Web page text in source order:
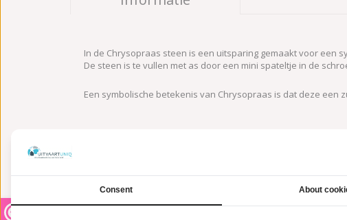
In de Chrysopraas steen is een uitsparing gemaakt voor een
De steen is te vullen met as door een mini spateltje in de
Een symbolische betekenis van Chrysopraas is dat deze een
Let op: Gold plating is een laagje goud over 925 zilver.
Deze handgemaakte
zijn unieke en persoonlijke
stenen, waarvan de oorsprong en kenmerken rechtstreeks
Consent About